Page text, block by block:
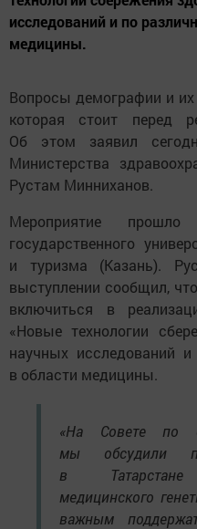
исследований и по
медицины.
Вопросы демографии и
которая стоит перед
Об этом заявил
Министерства
Рустам Минниханов.
Мероприятие
государственного
и туризма (Казань).
выступлении сообщил,
включиться в
«Новые технологии
научных исследований
в области медицины.
«На Совете по
мы обсудили
в Татарстане
медицинского
важным